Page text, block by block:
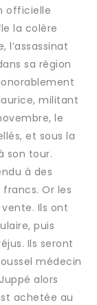
officielle
la colère
l’assassinat
sa région
militant
le
et sous la
son tour.
à des
Or les
Ils ont
puis
Ils seront
médecin
alors
achetée au